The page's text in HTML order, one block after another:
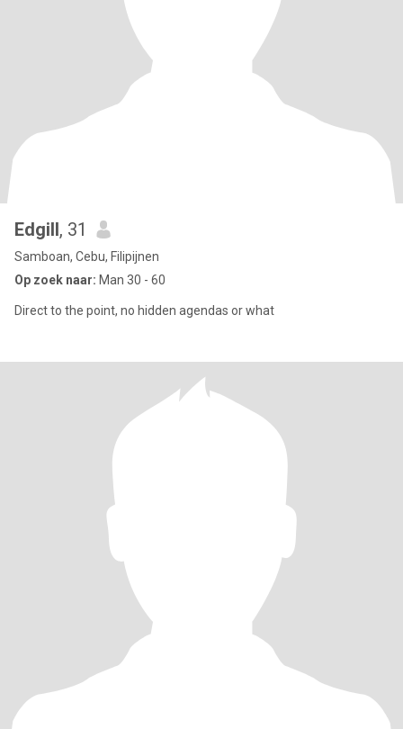
Edgill, 31
Samboan, Cebu, Filipijnen
Op zoek naar: Man 30 - 60
Direct to the point, no hidden agendas or what